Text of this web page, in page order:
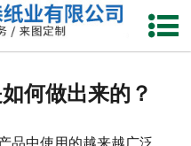
网站首页
何做出来的？